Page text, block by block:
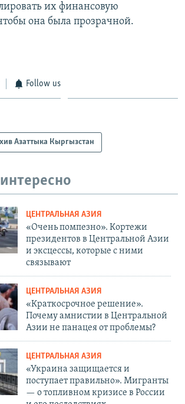
их финансовую
она была прозрачной.
Follow us
Азаттыка Кыргызстан
ЦЕНТРАЛЬНАЯ АЗИЯ
«Очень помпезно». Кортежи
президентов в Центральной Азии
и эксцессы, которые с ними
связывают
ЦЕНТРАЛЬНАЯ АЗИЯ
«Краткосрочное решение».
Почему амнистии в Центральной
Азии не панацея от проблемы?
ЦЕНТРАЛЬНАЯ АЗИЯ
«Украина защищается и
поступает правильно». Мигранты
— о топливном кризисе в России